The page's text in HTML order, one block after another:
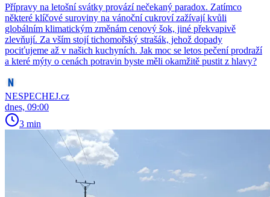
Přípravy na letošní svátky provází nečekaný paradox. Zatímco
některé klíčové suroviny na vánoční cukroví zažívají kvůli
globálním klimatickým změnám cenový šok, jiné překvapivě
zlevňují. Za vším stojí tichomořský strašák, jehož dopady
pociťujeme až v našich kuchyních. Jak moc se letos pečení prodraží
a které mýty o cenách potravin byste měli okamžitě pustit z hlavy?
NESPECHEJ.cz
dnes, 09:00
3 min